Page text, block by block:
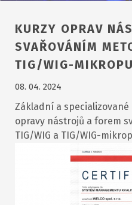
KURZY OPRAV
SVAŘOVÁNÍM
TIG/WIG-
08. 04. 2024
Základní a
opravy nástrojů a forem
TIG/WIG a TIG/WIG-